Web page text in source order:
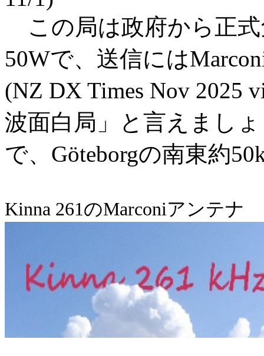
この局は政府から正
50Wで、送信には
(NZ DX Times Nov 2025
波面白局」と言えまし
で、Göteborgの南東約
Kinna 261のMarconiアンテナ